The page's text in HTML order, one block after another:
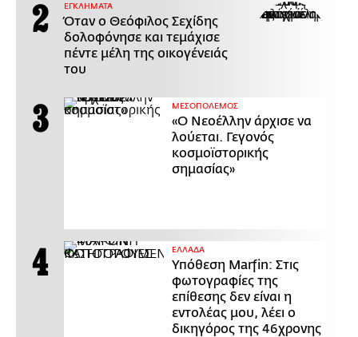
ΕΓΚΛΗΜΑΤΑ
Όταν ο Θεόφιλος Σεχίδης
δολοφόνησε και τεμάχισε
πέντε μέλη της οικογένειάς
του
ΜΕΣΟΠΟΛΕΜΟΣ
«Ο Νεοέλλην άρχισε να
λούεται. Γεγονός
κοσμοϊστορικής
σημασίας»
ΕΛΛΑΔΑ
Υπόθεση Marfin: Στις
φωτογραφίες της
επίθεσης δεν είναι η
εντολέας μου, λέει ο
δικηγόρος της 46χρονης